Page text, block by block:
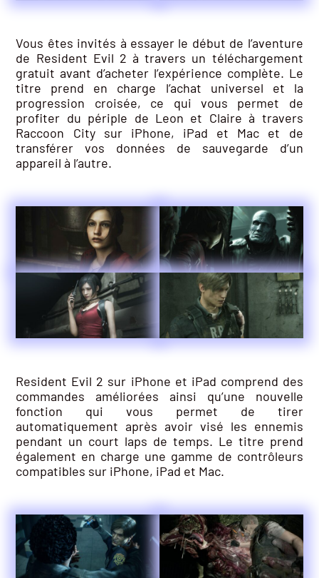
Vous êtes invités à essayer le début de l’aventure
de Resident Evil 2 à travers un téléchargement
gratuit avant d’acheter l’expérience complète. Le
titre prend en charge l’achat universel et la
progression croisée, ce qui vous permet de
profiter du périple de Leon et Claire à travers
Raccoon City sur iPhone, iPad et Mac et de
transférer vos données de sauvegarde d’un
appareil à l’autre.
Resident Evil 2 sur iPhone et iPad comprend des
commandes améliorées ainsi qu’une nouvelle
fonction qui vous permet de tirer
automatiquement après avoir visé les ennemis
pendant un court laps de temps. Le titre prend
également en charge une gamme de contrôleurs
compatibles sur iPhone, iPad et Mac.